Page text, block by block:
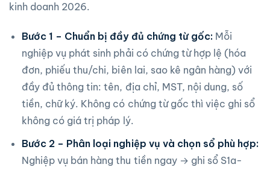
kinh doanh 2026.
Bước 1 – Chuẩn bị đầy đủ chứng từ gốc: Mỗi
nghiệp vụ phát sinh phải có chứng từ hợp lệ (hóa
đơn, phiếu thu/chi, biên lai, sao kê ngân hàng) với
đầy đủ thông tin: tên, địa chỉ, MST, nội dung, số
tiền, chữ ký. Không có chứng từ gốc thì việc ghi sổ
không có giá trị pháp lý.
Bước 2 – Phân loại nghiệp vụ và chọn sổ phù hợp:
Nghiệp vụ bán hàng thu tiền ngay → ghi sổ S1a-